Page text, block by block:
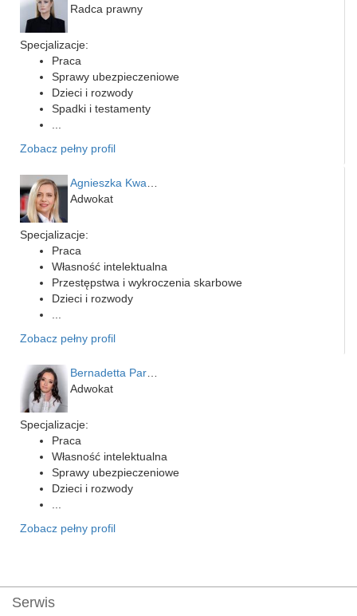
Radca prawny
Specjalizacje:
Praca
Sprawy ubezpieczeniowe
Dzieci i rozwody
Spadki i testamenty
Zobacz pełny profil
Adwokat
Specjalizacje:
Praca
Własność intelektualna
Przestępstwa i wykroczenia skarbowe
Dzieci i rozwody
Zobacz pełny profil
Adwokat
Specjalizacje:
Praca
Własność intelektualna
Sprawy ubezpieczeniowe
Dzieci i rozwody
Zobacz pełny profil
Serwis